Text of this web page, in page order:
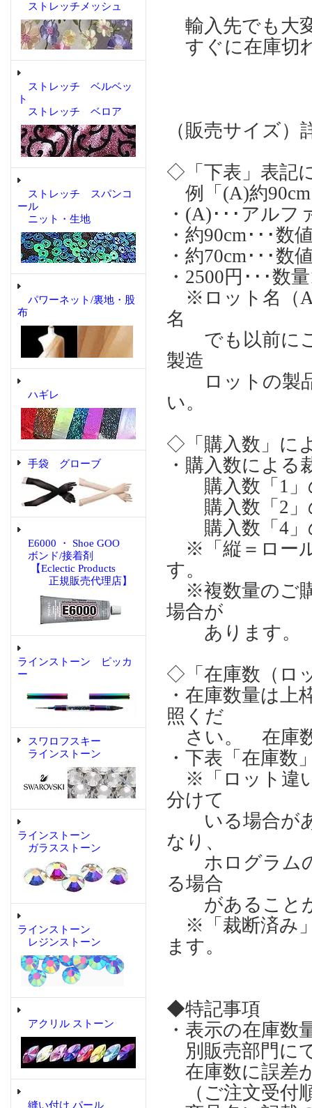
ストレッチメッシュ
ストレッチ ベルベッ
ト
ストレッチ ベロア
ストレッチ スパンコ
ール
ニット・生地
パワーネット/裏地・股
布
ハギレ
手袋 グローブ
E6000 ・ Shoe GOO
ボンド/接着剤
【Eclectic Products
正規販売代理店】
ラインストーン ピッカ
ー
スワロフスキー
ラインストーン
ラインストーン
ガラスストーン
ラインストーン
レジンストーン
アクリル ストーン
縫い付け パール
輸入先でも大
すぐに在庫切
（販売サイズ
◇「下表」表記
例「(A)約
・(A)･･･アル
・約90cm･･･
・約70cm･･･
・2500円･･･数
※ロット名（
名
でも以前にご
製造
ロットの製品
い。
◇「購入数」に
・購入数による
購入数「1」
購入数「2」
購入数「4」
※「縦＝ロー
す。
※複数量のご
場合が
あります。
◇「在庫数（ロ
・在庫数量は上
照くだ
さい。 在庫数
・下表「在庫
※「ロット違
分けて
いる場合があ
なり、
ホログラムの
る場合
があること
※「裁断済み
ます。
◆特記事項
・表示の在庫
別販売部門に
在庫数に誤差
（ご注文受付